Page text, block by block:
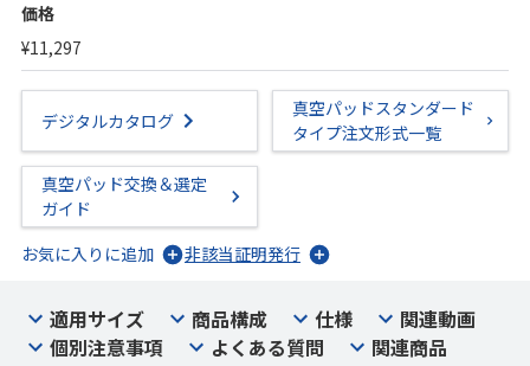
価格
¥11,297
デジタルカタログ
真空パッドスタンダード
タイプ注文形式一覧
真空パッド交換＆選定
ガイド
お気に入りに追加
非該当証明発行
適用サイズ 商品構成 仕様
関連動画
個別注意事項
よくある質問 関連商品